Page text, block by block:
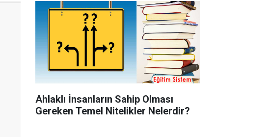
Ahlaklı İnsanların Sahip Olması
Gereken Temel Nitelikler Nelerdir?